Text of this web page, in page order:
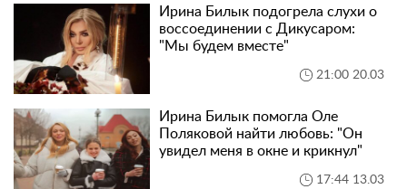
Ирина Билык подогрела слухи о
воссоединении с Дикусаром:
"Мы будем вместе"
21:00 20.03
Ирина Билык помогла Оле
Поляковой найти любовь: "Он
увидел меня в окне и крикнул"
17:44 13.03